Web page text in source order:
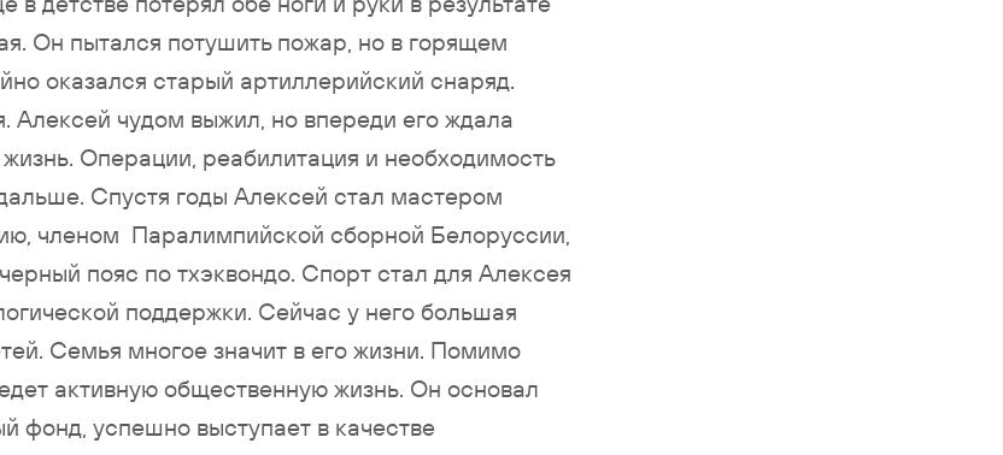
Он пытался потушить пожар, но в горящем
оказался старый артиллерийский снаряд.
Алексей чудом выжил, но впереди его ждала
Операции, реабилитация и необходимость
Спустя годы Алексей стал мастером
членом Паралимпийской сборной Белоруссии,
пояс по тхэквондо. Спорт стал для Алексея
поддержки. Сейчас у него большая
Семья многое значит в его жизни. Помимо
активную общественную жизнь. Он основал
фонд, успешно выступает в качестве